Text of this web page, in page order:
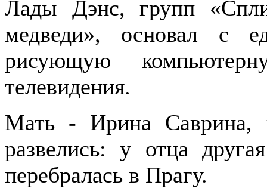
Лады Дэнс, групп
медведи», основал с
рисующую
телевидения.
Мать - Ирина Саврина,
развелись: у отца
перебралась в Прагу.